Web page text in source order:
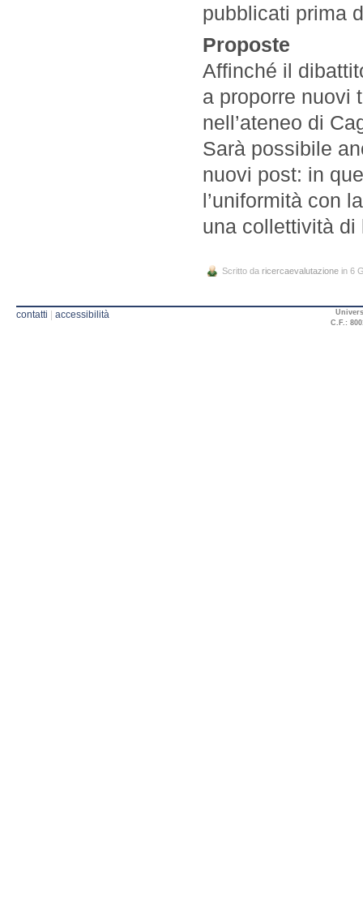
pubblicati prima
Proposte
Affinché il
a proporre nuovi
nell’ateneo di
Sarà possibile
nuovi post: in
l’uniformità con
una collettività di
Scritto da ricercaevalutazione in 6
contatti | accessibilità
C.F.: